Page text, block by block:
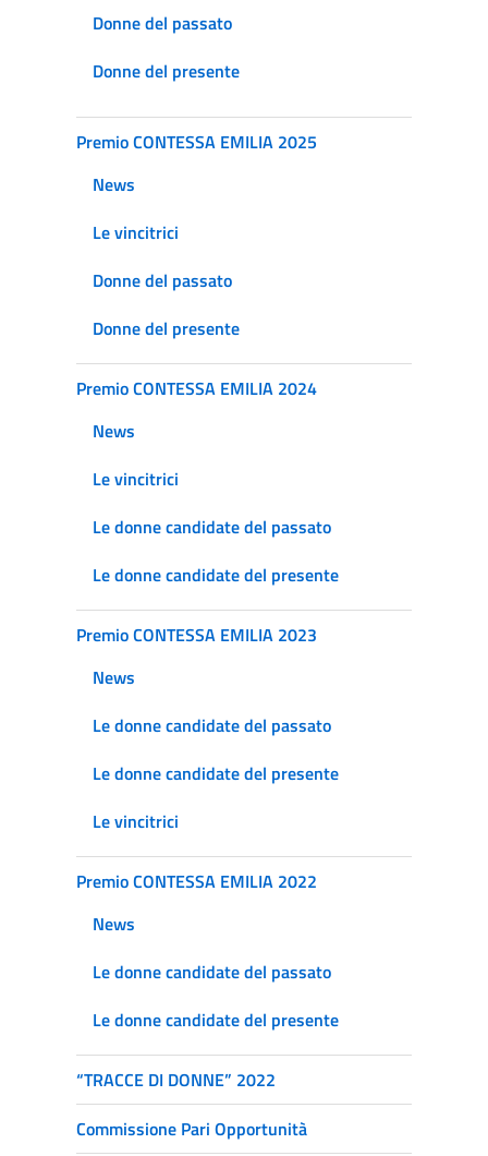
Donne del passato
Donne del presente
Premio CONTESSA EMILIA 2025
News
Le vincitrici
Donne del passato
Donne del presente
Premio CONTESSA EMILIA 2024
News
Le vincitrici
Le donne candidate del passato
Le donne candidate del presente
Premio CONTESSA EMILIA 2023
News
Le donne candidate del passato
Le donne candidate del presente
Le vincitrici
Premio CONTESSA EMILIA 2022
News
Le donne candidate del passato
Le donne candidate del presente
“TRACCE DI DONNE” 2022
Commissione Pari Opportunità